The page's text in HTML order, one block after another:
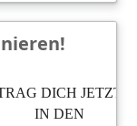
DICH JETZT
IN DEN